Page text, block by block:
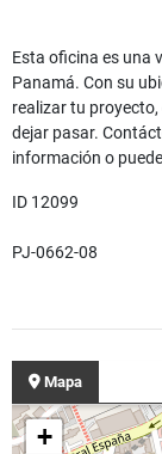
Esta oficina es una
Panamá. Con su
realizar tu
dejar pasar.
información o
ID 12099
PJ-0662-08
Mapa
+